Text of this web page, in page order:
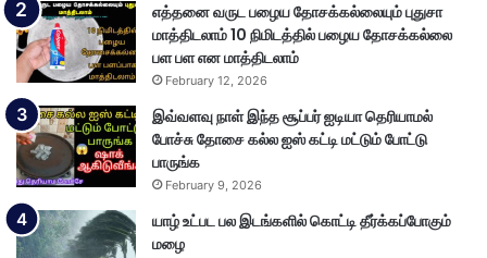
எத்தனை வருட பழைய தோசக்கல்லையும் புதுசா
மாத்திடலாம் 10 நிமிடத்தில் பழைய தோசக்கல்லை
பள பள என மாத்திடலாம்
February 12, 2026
இவ்வளவு நாள் இந்த சூப்பர் ஐடியா தெரியாமல்
போச்சு தோசை கல்ல ஐஸ் கட்டி மட்டும் போட்டு
பாருங்க
February 9, 2026
யாழ் உட்பட பல இடங்களில் கொட்டி தீர்க்கப்போகும்
மழை